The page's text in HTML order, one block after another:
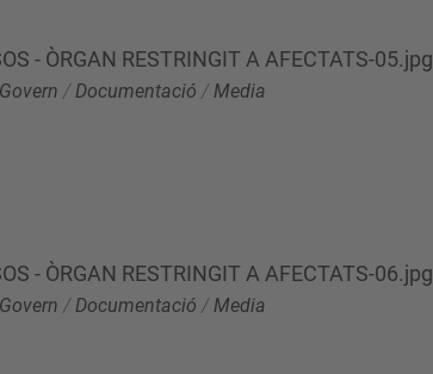
- ÒRGAN RESTRINGIT A AFECTATS-05.jpg
/ Documentació / Media
- ÒRGAN RESTRINGIT A AFECTATS-06.jpg
/Documentació /Media